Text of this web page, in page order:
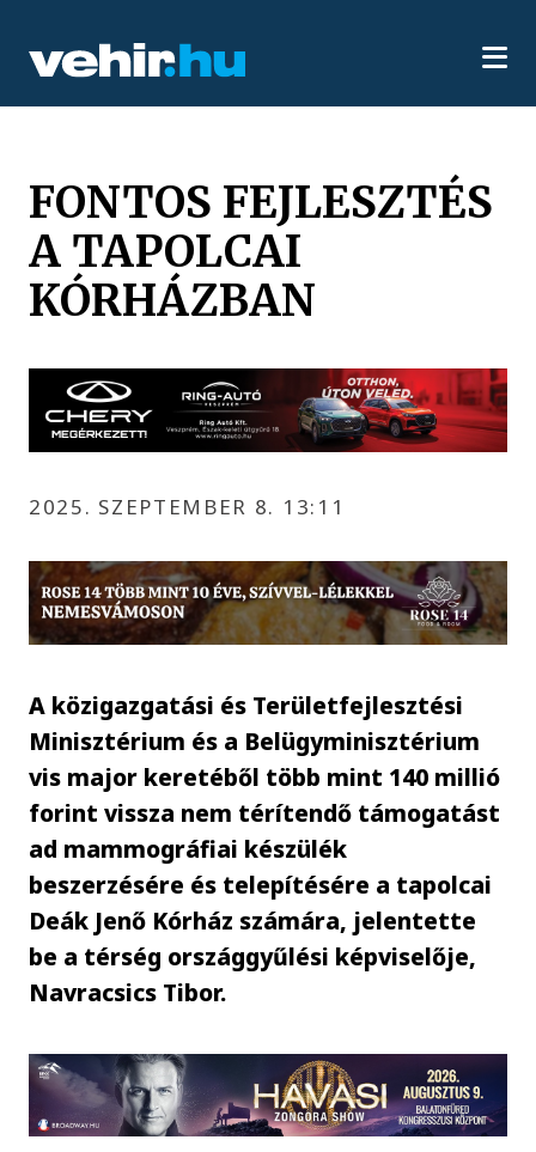
FONTOS FEJLESZTÉS
A TAPOLCAI
KÓRHÁZBAN
2025. SZEPTEMBER 8. 13:11
A közigazgatási és Területfejlesztési
Minisztérium és a Belügyminisztérium
vis major keretéből több mint 140 millió
forint vissza nem térítendő támogatást
ad mammográfiai készülék
beszerzésére és telepítésére a tapolcai
Deák Jenő Kórház számára, jelentette
be a térség országgyűlési képviselője,
Navracsics Tibor.